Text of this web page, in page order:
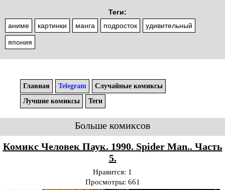
Теги:
аниме
картинки манга подросток удивительный
япония
Главная Telegram
Случайные комиксы
Лучшие комиксы
Теги
Больше комиксов
Комикс Человек Паук. 1990. Spider Man.. Часть
5.
Нравится: 1
Просмотры: 661